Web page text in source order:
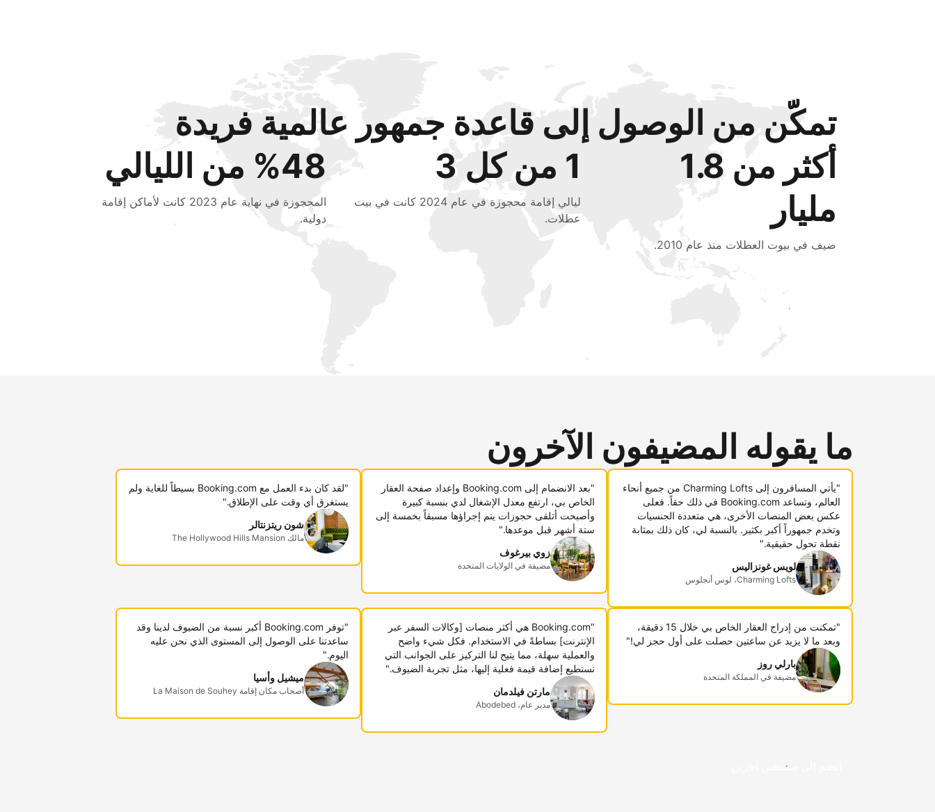
تمكّن من الوصول إلى قاعدة جمهور عالمية فريدة
أكثر من 1.8
مليار
ضيف في بيوت العطلات منذ عام 2010.
1 من كل 3
ليالي إقامة محجوزة في عام 2024 كانت في بيت
عطلات.
48‏% من الليالي
المحجوزة في نهاية عام 2023 كانت لأماكن إقامة
دولية.
اجذب ضيوف جدد اليوم
ما يقوله المضيفون الآخرون
"يأتي المسافرون إلى Charming Lofts من جميع أنحاء
العالم، وتساعد Booking.com في ذلك حقاً. فعلى
عكس بعض المنصات الأخرى، هي متعددة الجنسيات
وتخدم جمهوراً أكبر بكثير. بالنسبة لي، كان ذلك بمثابة
نقطة تحول حقيقية."
لويس غونزاليس
Charming Lofts، لوس أنجلوس
"بعد الانضمام إلى Booking.com وإعداد صفحة العقار
الخاص بي، ارتفع معدل الإشغال لدي بنسبة كبيرة
وأصبحت أتلقى حجوزات يتم إجراؤها مسبقاً بخمسة إلى
ستة أشهر قبل موعدها."
زوي بيرغوف
مضيفة في الولايات المتحدة
"لقد كان بدء العمل مع Booking.com بسيطاً للغاية ولم
يستغرق أي وقت على الإطلاق."
شون ريتزنتالر
مالك The Hollywood Hills Mansion
"تمكنت من إدراج العقار الخاص بي خلال 15 دقيقة،
وبعد ما لا يزيد عن ساعتين حصلت على أول حجز لي!"
بارلي روز
مضيفة في المملكة المتحدة
"Booking.com هي أكثر منصات [وكالات السفر عبر
الإنترنت] بساطةً في الاستخدام. فكل شيء واضح
والعملية سهلة، مما يتيح لنا التركيز على الجوانب التي
نستطيع إضافة قيمة فعلية إليها، مثل تجربة الضيوف."
مارتن فيلدمان
مدير عام، Abodebed
"توفر Booking.com أكبر نسبة من الضيوف لدينا وقد
ساعدتنا على الوصول إلى المستوى الذي نحن عليه
اليوم."
ميشيل وأسيا
أصحاب مكان إقامة La Maison de Souhey
انضم إلى مضيفين آخرين